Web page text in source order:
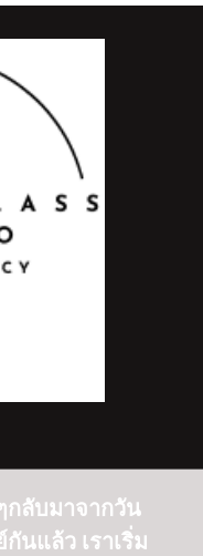
กลับมาจากวัน
นแล้ว เราเริ่ม